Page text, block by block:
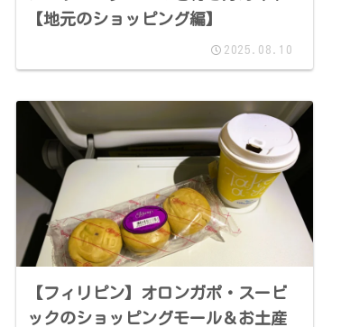
【地元のショッピング編】
2025.08.10
【フィリピン】オロンガポ・スービ
ックのショッピングモール＆お土産